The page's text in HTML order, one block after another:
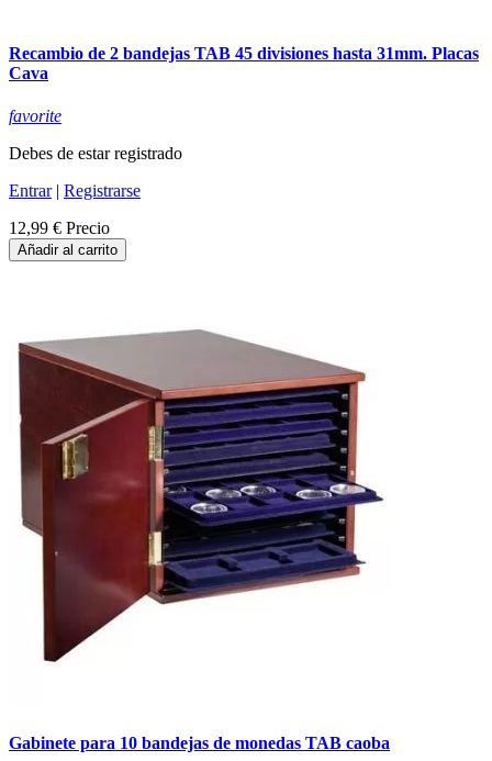
Recambio de 2 bandejas TAB 45 divisiones hasta 31mm. Placas
Cava
favorite
Debes de estar registrado
Entrar| Registrarse
12,99 € Precio
Añadir al carrito
Gabinete para 10 bandejas de monedas TAB caoba